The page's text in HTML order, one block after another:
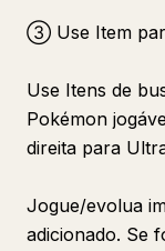
③ Use Item
Use Itens de
Pokémon
direita para
Jogue/evolua
adicionado. Se